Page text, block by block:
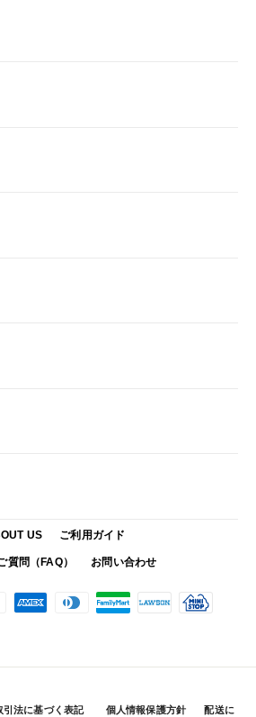
US ご利用ガイド
質問（FAQ） お問い合わせ
引法に基づく表記 個人情報保護方針 配送に